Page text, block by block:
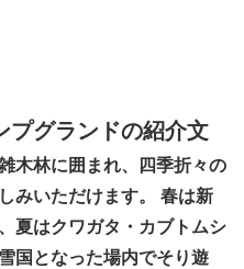
プグランドの紹介文
木林に囲まれ、四季折々の
みいただけます。 春は新
夏はクワガタ・カブトムシ
国となった場内でそり遊